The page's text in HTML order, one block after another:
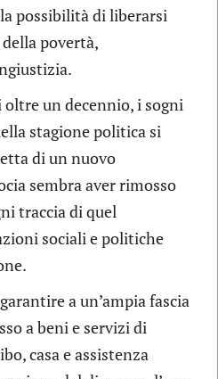
possibilità di liberarsi
povertà,
un decennio, i sogni
stagione politica si
di un nuovo
sembra aver rimosso
traccia di quel
sociali e politiche
a un’ampia fascia
a beni e servizi di
casa e assistenza